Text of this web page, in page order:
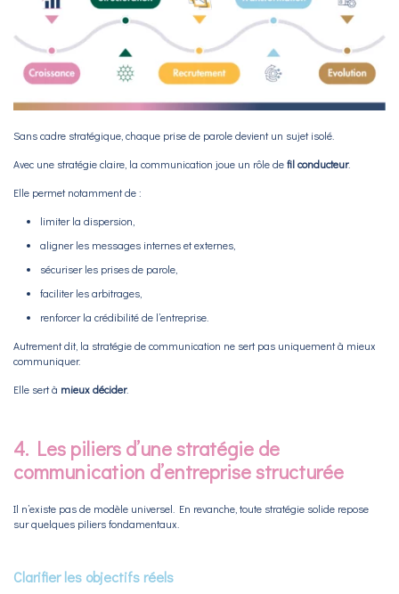
Sans cadre stratégique, chaque prise de parole devient un sujet isolé.
Avec une stratégie claire, la communication joue un rôle defil conducteur.
Elle permet notamment de :
limiter la dispersion,
aligner les messages internes et externes,
sécuriser les prises de parole,
faciliter les arbitrages,
renforcer la crédibilité de l’entreprise.
Autrement dit, la stratégie de communication ne sert pas uniquement à mieux
communiquer.
Elle sert à mieux décider.
4. Les piliers d’une stratégie de
communication d’entreprise structurée
Il n’existe pas de modèle universel. En revanche, toute stratégie solide repose
sur quelques piliers fondamentaux.
Clarifier les objectifs réels